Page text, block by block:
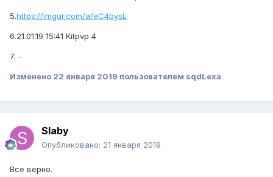
5.https://imgur.com/a/eC4bysL
6.21.01.19 15:41 Kitpvp 4
7. -
Изменено 22 января 2019 пользователем sqdLexa
Slaby
Опубликовано: 21 января 2019
Все верно.